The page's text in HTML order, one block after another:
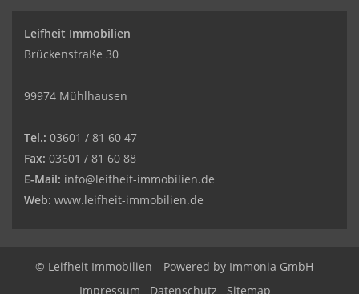
Leifheit Immobilien
Brückenstraße 30
99974 Mühlhausen
Tel.: 03601 / 81 60 47
Fax: 03601 / 81 60 88
E-Mail: info@leifheit-immobilien.de
Web: www.leifheit-immobilien.de
© Leifheit Immobilien Powered by Immonia GmbH
Impressum
Datenschutz Sitemap